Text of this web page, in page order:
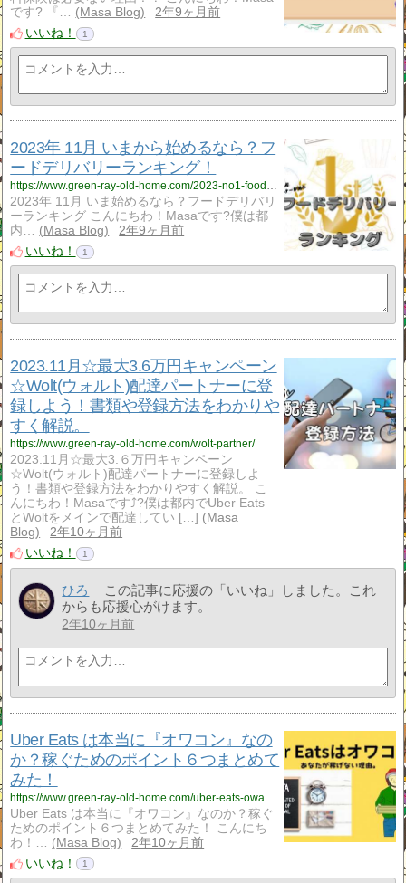
です? 『…
Masa Blog
2年9ヶ月前
いいね！
1
2023年 11月 いまから始めるなら？フ
ードデリバリーランキング！
https://www.green-ray-old-home.com/2023-no1-food-delivery/
2023年 11月 いま始めるなら？フードデリバリ
ーランキング こんにちわ！Masaです?僕は都
内…
Masa Blog
2年9ヶ月前
いいね！
1
2023.11月☆最大3.6万円キャンペーン
☆Wolt(ウォルト)配達パートナーに登
録しよう！書類や登録方法をわかりや
すく解説。
https://www.green-ray-old-home.com/wolt-partner/
2023.11月☆最大3.６万円キャンペーン
☆Wolt(ウォルト)配達パートナーに登録しよ
う！書類や登録方法をわかりやすく解説。 こ
んにちわ！Masaです⤴︎?僕は都内でUber Eats
とWoltをメインで配達してい […]
Masa
Blog
2年10ヶ月前
いいね！
1
ひろ
この記事に応援の「いいね」しました。これ
からも応援心がけます。
2年10ヶ月前
Uber Eats は本当に『オワコン』なの
か？稼ぐためのポイント６つまとめて
みた！
Uber Eats は本当に『オワコン』なのか？稼ぐ
ためのポイント６つまとめてみた！ こんにち
わ！…
Masa Blog
2年10ヶ月前
いいね！
1